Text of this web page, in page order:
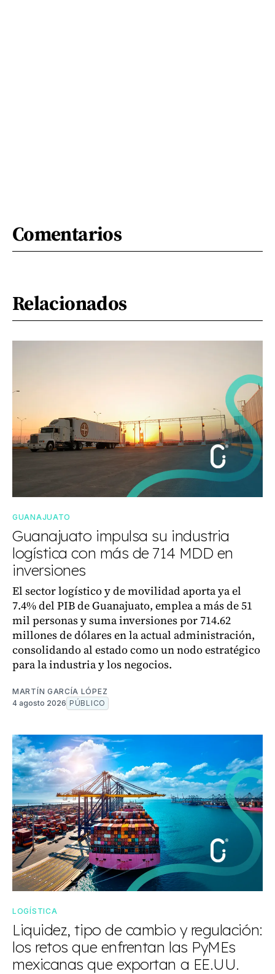
Comentarios
Relacionados
GUANAJUATO
Guanajuato impulsa su industria
logística con más de 714 MDD en
inversiones
El sector logístico y de movilidad aporta ya el
7.4% del PIB de Guanajuato, emplea a más de 51
mil personas y suma inversiones por 714.62
millones de dólares en la actual administración,
consolidando al estado como un nodo estratégico
para la industria y los negocios.
MARTÍN GARCÍA LÓPEZ
4 agosto 2026 PÚBLICO
LOGÍSTICA
Liquidez, tipo de cambio y regulación:
los retos que enfrentan las PyMEs
mexicanas que exportan a EE.UU.